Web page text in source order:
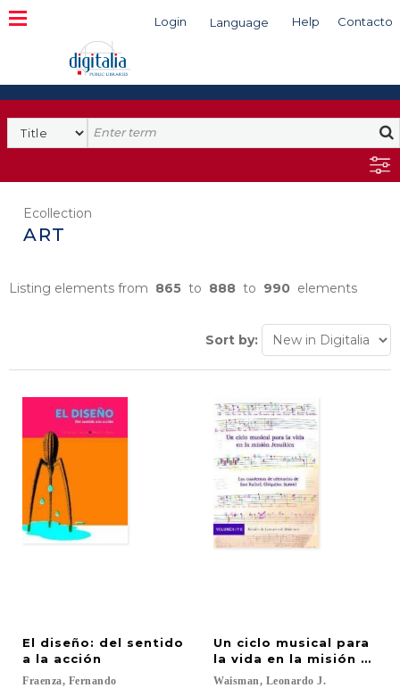
Login Language Help Contacto
Search
Ecollection
ART
Listing elements from 865 to 888 to 990 elements
Sort by:
El diseño: del sentido
a la acción
Fraenza, Fernando
Un ciclo musical para
la vida en la misión
Waisman, Leonardo J.